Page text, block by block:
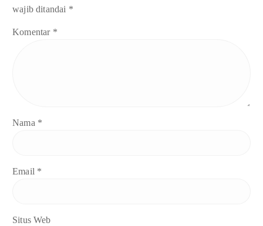
wajib ditandai *
Komentar *
Nama *
Email *
Situs Web